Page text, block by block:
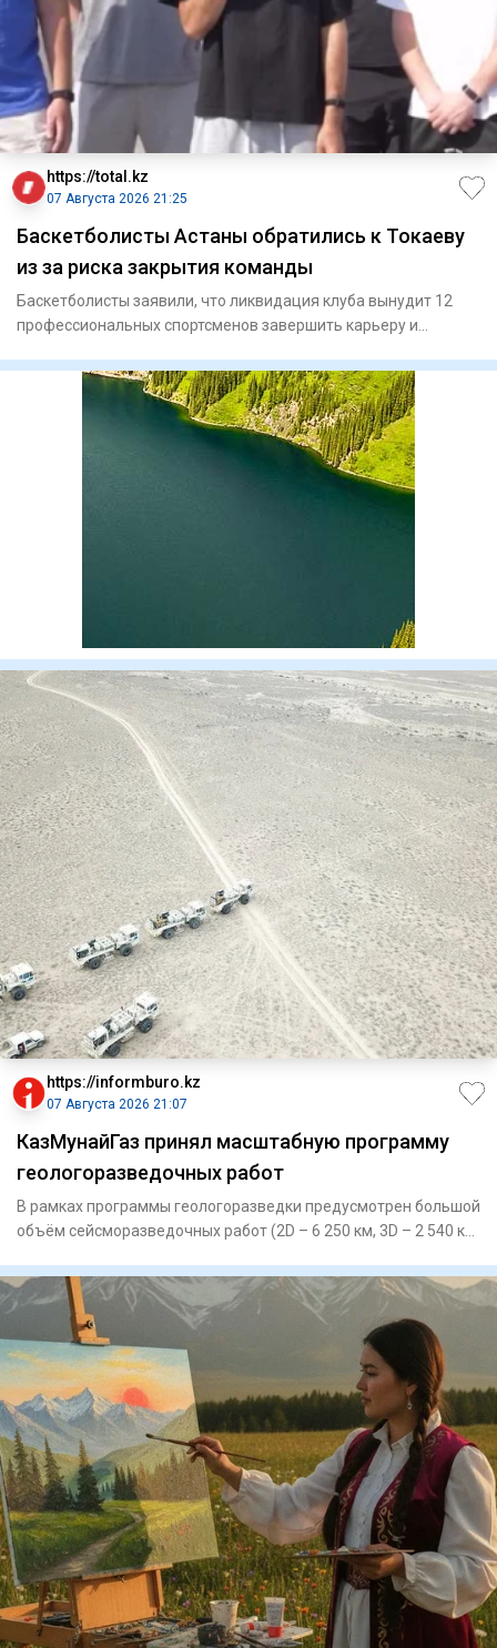
https://total.kz
07 Августа 2026 21:25
Баскетболисты Астаны обратились к Токаеву
из за риска закрытия команды
Баскетболисты заявили, что ликвидация клуба вынудит 12
профессиональных спортсменов завершить карьеру и
https://informburo.kz
07 Августа 2026 21:07
КазМунайГаз принял масштабную программу
геологоразведочных работ
В рамках программы геологоразведки предусмотрен большой
объём сейсморазведочных работ (2D – 6 250 км, 3D – 2 540 кв.